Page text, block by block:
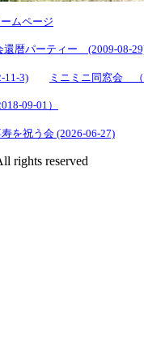
ムページ
還暦パーティー (2009-08-
11-3) ミニミニ同窓会 （
09-01）
を祝う会 (2026-06-27)
rights reserved